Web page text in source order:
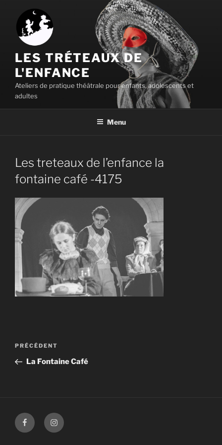
contenu
principal
LES TRÉTEAUX DE
L'ENFANCE
Ateliers de pratique théâtrale pour enfants, adolescents et
adultes
Menu
Les treteaux de l’enfance la
fontaine café -4175
Navigation
l’article
Article
précédent
PRÉCÉDENT
La Fontaine Café
FacebookInstagram